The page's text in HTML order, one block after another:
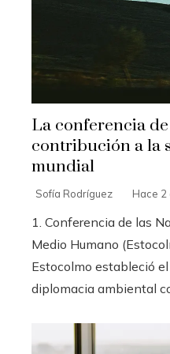
La conferencia
contribución a la
mundial
Sofía Rodríguez Hace 2
1. Conferencia de las
Medio Humano
Estocolmo estableció
diplomacia ambiental